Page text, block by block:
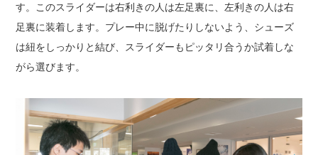
す。 このスライダーは右利きの人は左足裏に、左利きの人は右
足裏に装着します。 プレー中に脱げたりしないよう、シューズ
は紐をしっかりと結び、 スライダーもピッタリ合うか試着しな
がら選びます。